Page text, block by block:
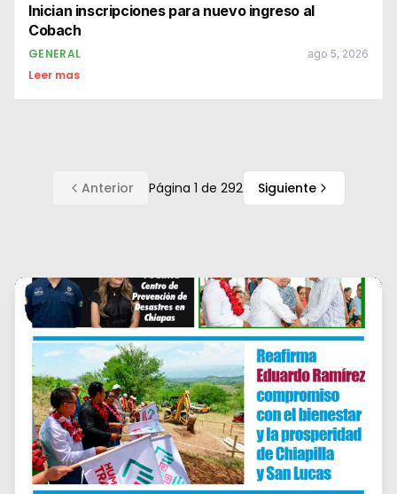
Inician inscripciones para nuevo ingreso al
Cobach
GENERAL ago 5, 2026
Leer mas
Anterior Página 1 de 292 Siguiente